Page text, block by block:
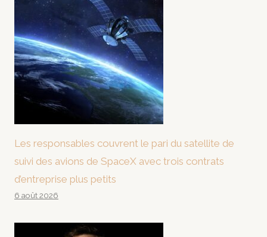
Les responsables couvrent le pari du satellite de
suivi des avions de SpaceX avec trois contrats
d’entreprise plus petits
6 août 2026